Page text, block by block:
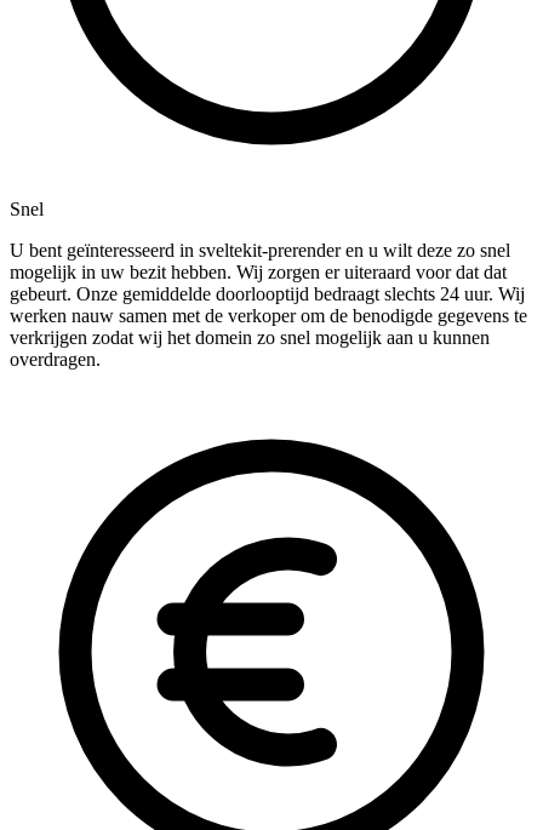
Snel
U bent geïnteresseerd in sveltekit-prerender en u wilt deze zo snel
mogelijk in uw bezit hebben. Wij zorgen er uiteraard voor dat dat
gebeurt. Onze gemiddelde doorlooptijd bedraagt slechts 24 uur. Wij
werken nauw samen met de verkoper om de benodigde gegevens te
verkrijgen zodat wij het domein zo snel mogelijk aan u kunnen
overdragen.